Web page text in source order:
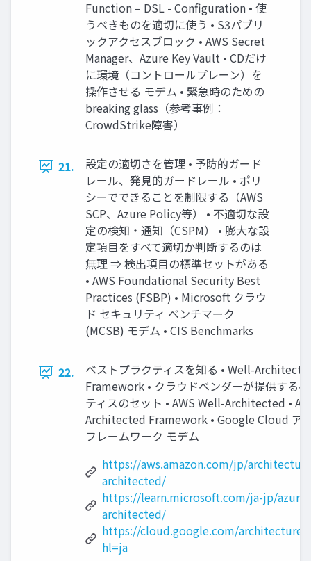
Function – DSL - Configuration • 使
うべきものを適切に使う • S3パブリ
ックアクセスブロック • AWS Secret
Manager、Azure Key Vault • CDだけ
に環境（コントロールプレーン）を
操作させる モデム • 緊急時のための
breaking glass（参考事例：
CrowdStrike障害）
21.
設定の適切さを管理 • 予防的ガード
レール、発見的ガードレール • ポリ
シーでできることを制限する（AWS
SCP、Azure Policy等） • 不適切な設
定の検知・通知（CSPM） • 膨大な設
定項目をすべて適切か判断するのは
無理 ⇒ 検出項目の標準セットがある
• AWS Foundational Security Best
Practices (FSBP) • Microsoft クラウ
ド セキュリティ ベンチマーク
(MCSB) モデム • CIS Benchmarks
22.
ベストプラクティスを知る • Well-
Framework • クラウドベンダーが提供する
ティスのセット • AWS Well-Architected •
Architected Framework • Google Cloud ア
フレームワーク モデム
https://aws.amazon.com/jp/
architected/
https://learn.microsoft.com/ja-jp/
architected/
https://cloud.google.com/architecture/
hl=ja